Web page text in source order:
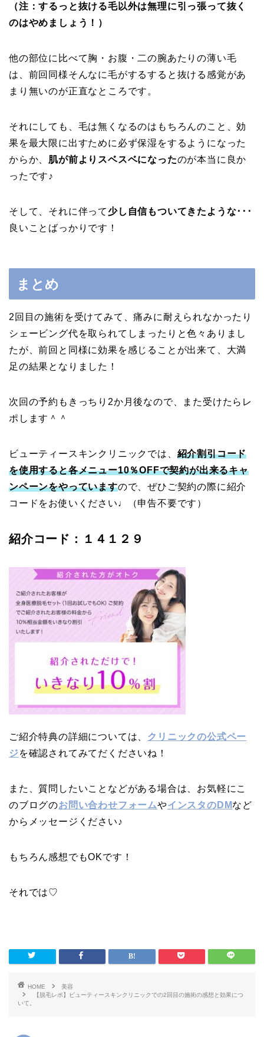
（注：するっと抜ける毛以外は無理に引っ張って抜く
のはやめましょう！）
他の部位に比べて胸・お腹・二の腕あたりの薄い毛
は、前回同様そんなに毛がするすると抜ける感覚があ
まり無いのが正直なところです。
それにしても、毛は無くなるのはもちろんのこと、効
果を最大限に出すために必ず保湿をするようになった
からか、 肌が前よりスベスベになったのが本当に良か
ったです♪
そして、それに伴って 少し自信もついてきたような･･･
良いことばっかりです！
まとめ
2回目の施術を受けてみて、痛みに耐えられなかったり
シェービング代を取られてしまったりと色々ありまし
たが、前回と同様に効果を感じることが出来て、大満
足の結果となりました！
次回の予約もきっちり2か月後なので、また受けたらレ
ポします＾＾
ビューティースキンクリニックでは、 紹介割引コード
を使用すると各メニュー10％OFFで契約が出来るキャ
ンペーンをやっていますので、ぜひご契約の際に紹介
コードをお使いください♩（申告不要です）
紹介コード：１４１２９
ご紹介特典の詳細については、 クリニックの公式ペー
ジを確認されてみてだくださいね！
また、質問したいことなどがある場合は、お気軽にこ
のブログのお問い合わせフォームやインスタのDMなど
からメッセージください♪
もちろん感想でもOKです！
それでは♡
HOME
美容
【脱毛レポ】ビューティースキンクリニックでの2回目の施術の感想と効果につ
いて。